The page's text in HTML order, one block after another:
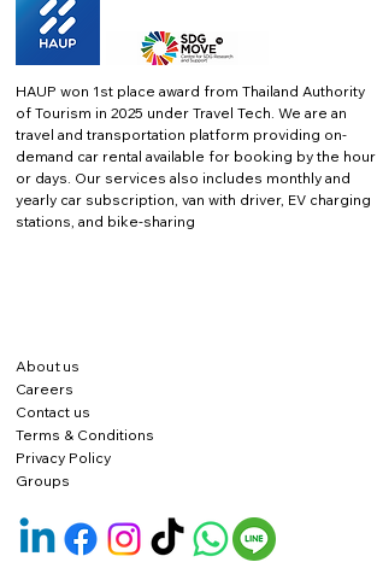
HAUP won 1st place award from Thailand Authority
of Tourism in 2025 under Travel Tech. We are an
travel and transportation platform providing on-
demand car rental available for booking by the hour
or days. Our services also includes monthly and
yearly car subscription, van with driver, EV charging
stations, and bike-sharing
About us
Careers
Contact us
Terms & Conditions
Privacy Policy
Groups